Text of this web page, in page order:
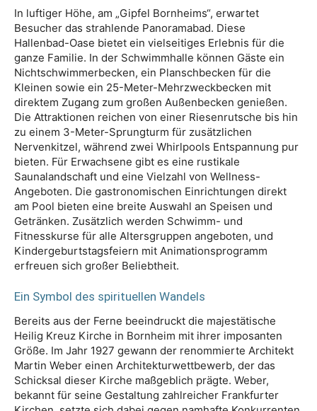
In luftiger Höhe, am „Gipfel Bornheims“, erwartet
Besucher das strahlende Panoramabad. Diese
Hallenbad-Oase bietet ein vielseitiges Erlebnis für die
ganze Familie. In der Schwimmhalle können Gäste ein
Nichtschwimmerbecken, ein Planschbecken für die
Kleinen sowie ein 25-Meter-Mehrzweckbecken mit
direktem Zugang zum großen Außenbecken genießen.
Die Attraktionen reichen von einer Riesenrutsche bis hin
zu einem 3-Meter-Sprungturm für zusätzlichen
Nervenkitzel, während zwei Whirlpools Entspannung pur
bieten. Für Erwachsene gibt es eine rustikale
Saunalandschaft und eine Vielzahl von Wellness-
Angeboten. Die gastronomischen Einrichtungen direkt
am Pool bieten eine breite Auswahl an Speisen und
Getränken. Zusätzlich werden Schwimm- und
Fitnesskurse für alle Altersgruppen angeboten, und
Kindergeburtstagsfeiern mit Animationsprogramm
erfreuen sich großer Beliebtheit.
Ein Symbol des spirituellen Wandels
Bereits aus der Ferne beeindruckt die majestätische
Heilig Kreuz Kirche in Bornheim mit ihrer imposanten
Größe. Im Jahr 1927 gewann der renommierte Architekt
Martin Weber einen Architekturwettbewerb, der das
Schicksal dieser Kirche maßgeblich prägte. Weber,
bekannt für seine Gestaltung zahlreicher Frankfurter